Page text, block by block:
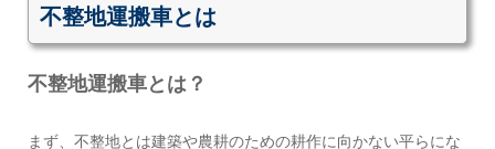
不整地運搬車とは
不整地運搬車とは？
まず、不整地とは建築や農耕のための耕作に向かない平らにな